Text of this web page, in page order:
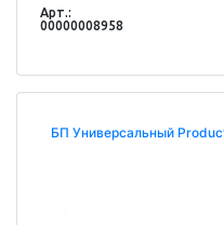
Арт.:
00000008958
БП Универсальный